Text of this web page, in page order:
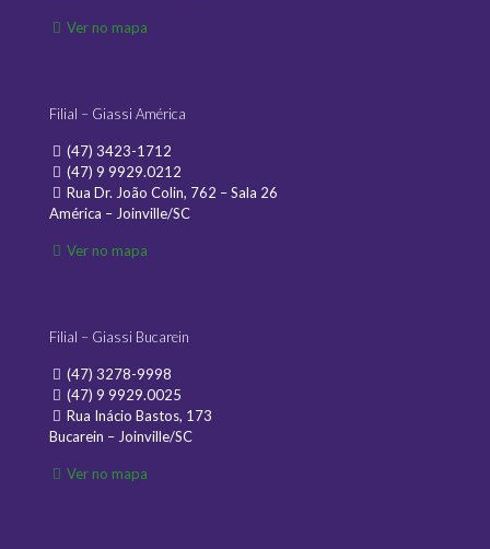
Ver no mapa
Filial – Giassi América
(47) 3423-1712
(47) 9 9929.0212
Rua Dr. João Colin, 762 – Sala 26
América – Joinville/SC
Ver no mapa
Filial – Giassi Bucarein
(47) 3278-9998
(47) 9 9929.0025
Rua Inácio Bastos, 173
Bucarein – Joinville/SC
Ver no mapa